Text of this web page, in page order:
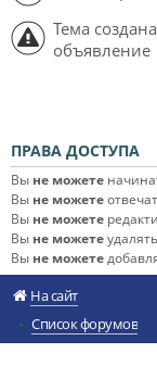
Тема
объявление
ПРАВА ДОСТУПА
Вы не можете
Вы не можете
Вы не можете
Вы не можете
Вы не можете
На сайт
Список форумов